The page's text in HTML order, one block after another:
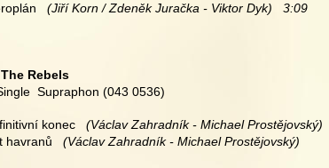
   (Jiří Korn / Zdeněk Juračka - Viktor Dyk)   3:09
The Rebels
Supraphon (043 0536)
konec
   (Václav Zahradník - Michael Prostějovský)
havranů
   (Václav Zahradník - Michael Prostějovský)